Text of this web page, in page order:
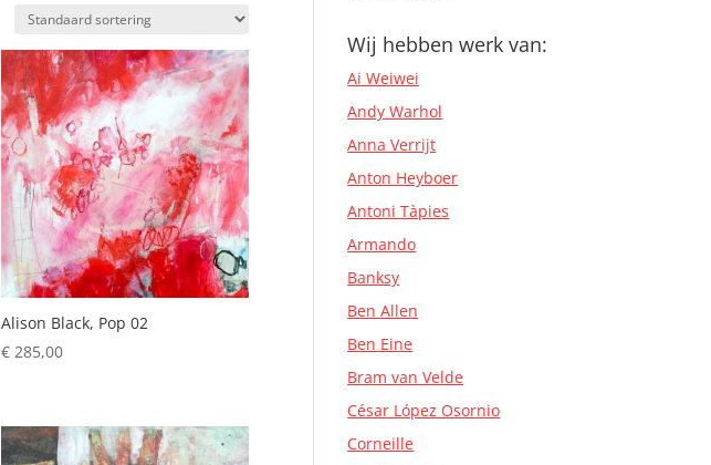
Alison Black, Pop 02
€285,00
Wij hebben werk van:
Ai Weiwei
Andy Warhol
Anna Verrijt
Anton Heyboer
Antoni Tàpies
Armando
Banksy
Ben Allen
Ben Eine
Bram van Velde
César López Osornio
Corneille